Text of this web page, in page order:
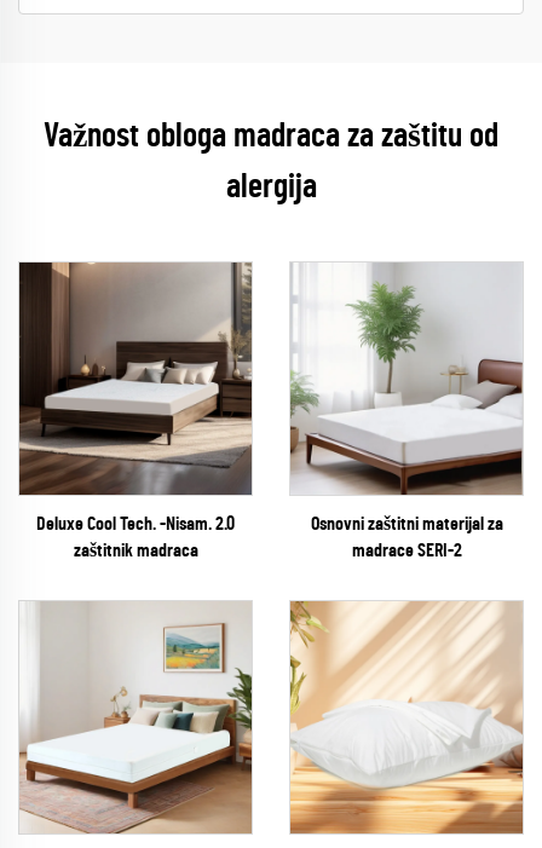
Važnost obloga madraca za zaštitu od
alergija
Deluxe Cool Tech. -Nisam. 2.0
zaštitnik madraca
Osnovni zaštitni materijal za
madrace SERI-2